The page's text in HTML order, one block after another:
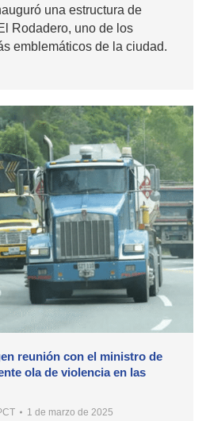
una estructura de
Rodadero, uno de los
emblemáticos de la ciudad.
reunión con el ministro de
ola de violencia en las
1 de marzo de 2025